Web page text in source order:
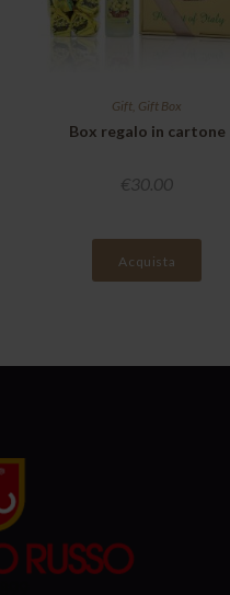
Gift Gift Box
Box regalo in cartone
€30.00
Acquista